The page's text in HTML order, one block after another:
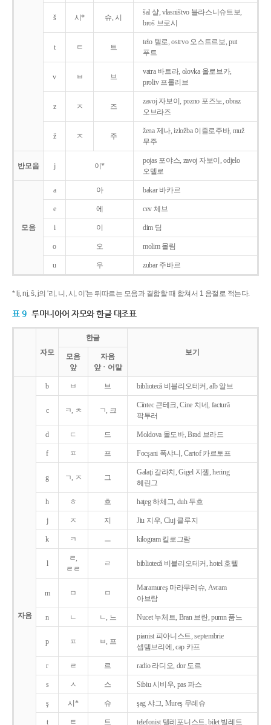
š 시* 슈, 시
šal 샬, vlasništvo 블라스니슈트보,
broš 브로시
t ㅌ 트
telo 텔로, ostrvo 오스트르보, put
푸트
v ㅂ 브
vatra 바트라, olovka 올로브카,
proliv 프롤리브
z ㅈ 즈
zavoj 자보이, pozno 포즈노, obraz
오브라즈
ž ㅈ 주
žena 제나, izložba 이즐로주바, muž
무주
반모음 j 이*
pojas 포야스, zavoj 자보이, odjelo
오델로
모음
a 아 bakar 바카르
e 에 cev 체브
i 이 dim 딤
o 오 molim 몰림
u 우 zubar 주바르
* lj, nj, š, j의 '리, 니, 시, 이'는 뒤따르는 모음과 결합할 때 합쳐서 1 음절로 적는다.
표 9 루마니아어 자모와 한글 대조표
자모
한글
보기
모음
앞
자음
앞ㆍ어말
자음
b ㅂ 브 bibliotecǎ 비블리오테커, alb 알브
c ㅋ, ㅊ ㄱ, 크
Cîntec 큰테크, Cine 치네, facturǎ
팍투러
d ㄷ 드 Moldova 몰도바, Brad 브라드
f ㅍ 프 Focşani 폭샤니, Cartof 카르토프
g ㄱ, ㅈ 그
Galaţi 갈라치, Gigel 지젤, hering
헤린그
h ㅎ 흐 haţeg 하체그, duh 두흐
j ㅈ 지 Jiu 지우, Cluj 클루지
k ㅋ ㅡ kilogram 킬로그람
l
ㄹ,
ㄹㄹ
ㄹ bibliotecǎ 비블리오테커, hotel 호텔
m ㅁ ㅁ
Maramureş 마라무레슈, Avram
아브람
n ㄴ ㄴ, 느 Nucet 누체트, Bran 브란, pumn 품느
p ㅍ ㅂ, 프
pianist 피아니스트, septembrie
셉템브리에, cap 카프
r ㄹ 르 radio 라디오, dor 도르
s ㅅ 스 Sibiu 시비우, pas 파스
ş 시* 슈 şag 샤그, Mureş 무레슈
t ㅌ 트 telefonist 텔레포니스트, bilet 빌레트